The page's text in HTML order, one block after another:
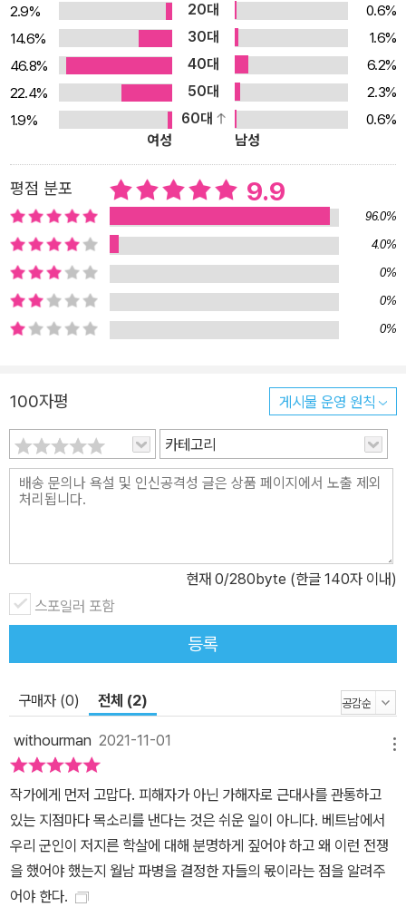
씨’의 출퇴근길을 따라가며 그가 겪는 현재의 일상과 과거의 기억을
오갑니다. 『꽃할머니』가 피해자의 이야기를 다루었다면, 『용맹호』는
가해자이면서 피해자인 복합적인 인물을 그립니다. 그리고 숨은 가해
자가 누구일지, 질문하고 있습니다. 전쟁이 각인한 기억, 몸으로 나타
나는 아픈 기억들 그림책 속 인물, 용맹호 씨는 매일 아침 정비소로 출
근합니다. 온종일 자동차 일곱 대를 수리하고 소금 땀으로 범벅이 된
정비복을 벗고서 퇴근합니다. 용맹호 씨는 파월장병으로 불리는 베트
남전쟁 참전 군인이며 지금은 딸도 아내도 기억에서만 꺼내며 혼자
살고 있습니다. 1954년 베트남의 상황은 한반도와 비슷했습니다. 오
랜 프랑스 식민 지배를 벗어난 기쁨도 잠시, 제네바 협정(휴전 협정)
에 따라 남북으로 갈라진 베트남은 2년 뒤인 1956년 통일 정부를 구
성하는 총선거를 앞두고 있었습니다. 그러나 당시 부패한 독재로 신
임을 얻지 못한 남베트남 정부가 질 것이 뻔한 총선거를 거부하고, 공
동맹국들조차 전쟁 참가를 거부한 상황에서, 한국 정부는 1964년부
터 1973년까지 네 차례에 걸쳐 총 4만 7,872명(연인원 32만여 명)
을 베트남에 파병하였습니다. 안보를 보장받고 경제적 실익을 계산한
결정이었습니다. 미국 외 7개국이 참가한 전쟁에서, 한국은 미국 다
음으로 가장 많은 군사를 파병하였습니다. 용맹호 씨도 그중 한 군인
야자수가 자라고 바다가 보이는 곳이지만, 곧 고엽제(독성 제초제)로
나무는 타들어 가고 불길에 집어삼켜질 곳이기도 합니다. 이 그림책
은 오늘 일터에 가는 평범한 노동자 용맹호 씨를 꼬박꼬박 그리면서,
그의 기억이 불러낸 베트남의 환영을 중첩하여 보여줍니다. 출근길
횡단보도 앞에 서 있는 검정 옷의 베트남 여인과 아기, 잠자리에 들면
군화와 전장을 채우는 총소리. 현실과 기억이 혼재하는 가운데, 용맹
호 씨의 몸은 점점 변해 갑니다. 귀가 셋, 가슴이 셋, 눈이 셋, 발이 셋,
부푼 몸으로 출근 버스에 오르는 용맹호 씨는 오늘도 살아가려 출근
을 하고, 그 옆으로는 죽음의 환영들이 어른거립니다. 또 다른 용맹호
씨를 만들지 않기 위하여 베트남전쟁은 특히 부당한 전쟁으로 평가받
았습니다. 오랜 식민지에서 벗어나 독립과 통일을 앞둔 베트남에 미
국이 반공을 명분 삼아 들이댄 총검은 깊은 상처를 남겼습니다. 종전
이후, 20세기말을 잠식하던 냉전 질서에 근본적인 질문이 제기되었
2.9% 20대
0.6%
14.6%
30대
1.6%
46.8%
40대
6.2%
22.4%
50대
2.3%
1.9%
60대
0.6%
여성
남성
평점 분포 9.9
96.0%
4.0%
0%
0%
0%
100자평 게시물 운영 원칙
카테고리
현재 0/280byte (한글 140자 이내)
스포일러 포함
등록
구매자 (0) 전체 (2)
withourman 2021-11-01
작가에게 먼저 고맙다. 피해자가 아닌 가해자로 근대사를 관통하고
있는 지점마다 목소리를 낸다는 것은 쉬운 일이 아니다. 베트남에서
우리 군인이 저지른 학살에 대해 분명하게 짚어야 하고 왜 이런 전쟁
을 했어야 했는지 월남 파병을 결정한 자들의 몫이라는 점을 알려주
어야 한다.